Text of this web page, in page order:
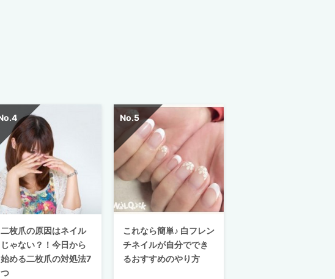
二枚爪の原因はネイル
じゃない？！今日から
始める二枚爪の対処法7
つ
これなら簡単♪ 白フレン
チネイルが自分ででき
るおすすめのやり方